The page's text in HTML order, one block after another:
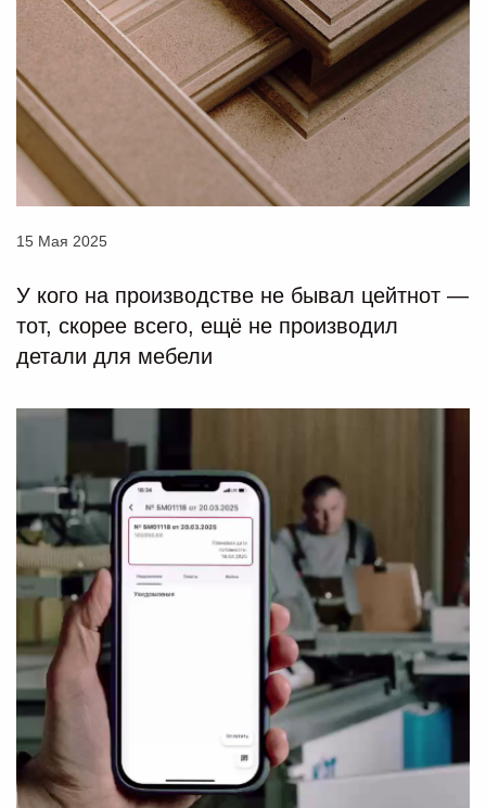
15 Мая 2025
У кого на производстве не бывал цейтнот —
тот, скорее всего, ещё не производил
детали для мебели